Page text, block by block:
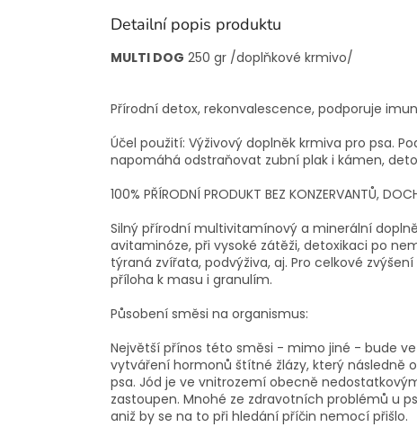
Detailní popis produktu
MULTI DOG 250 gr /doplňkové krmivo/
Přírodní detox, rekonvalescence, podporuje
Účel použití: Výživový doplněk krmiva pro psa.
napomáhá odstraňovat zubní plak i kámen,
100% PŘÍRODNÍ PRODUKT BEZ KONZERVANTŮ,
Silný přírodní multivitamínový a minerální
avitaminóze, při vysoké zátěži, detoxikaci po
týraná zvířata, podvýživa, aj. Pro celkové
příloha k masu i granulím.
Působení směsi na organismus:
Největší přínos této směsi - mimo jiné - bude
vytváření hormonů štítné žlázy, který následně
psa. Jód je ve vnitrozemí obecně
zastoupen. Mnohé ze zdravotních problémů u
aniž by se na to při hledání příčin nemocí přišlo.